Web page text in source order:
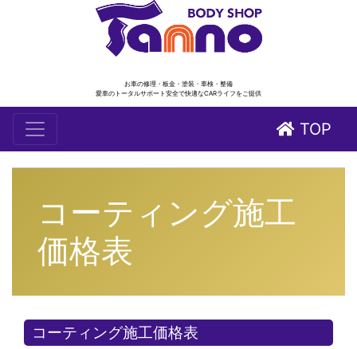
お車の修理・板金・塗装・車検・整備
愛車のトータルサポート安全で快適なCARライフをご提供
TOP
コーティング施工
価格表
コーティング施工価格表